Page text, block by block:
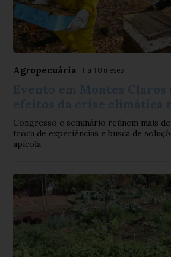
Agropecuária Há 10 meses
Congresso e seminário reúnem mais
troca de experiências e busca de
apícola